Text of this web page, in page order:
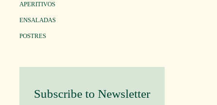
APERITIVOS
ENSALADAS
POSTRES
Subscribe to Newsletter